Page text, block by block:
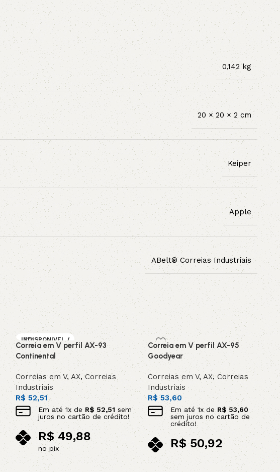
0,142 kg
20 × 20 × 2 cm
Keiper
Apple
ABelt® Correias Industriais
INDISPONIVEL /
SOB ENCOMEN
DA
Correia em V perfil AX-93
Continental
Correias em V,AX,Correias
Industriais
R$ 52,51
Em até1x de R$ 52,51 sem
juros no cartão de crédito!
R$49,88
no pix
Leia mais
Correia em V perfil AX-95
Goodyear
Correias em V,AX,Correias
Industriais
R$ 53,60
Em até1x deR$53,60
sem juros no cartão de
crédito!
R$50,92
no pix
Adicionar ao carrinho